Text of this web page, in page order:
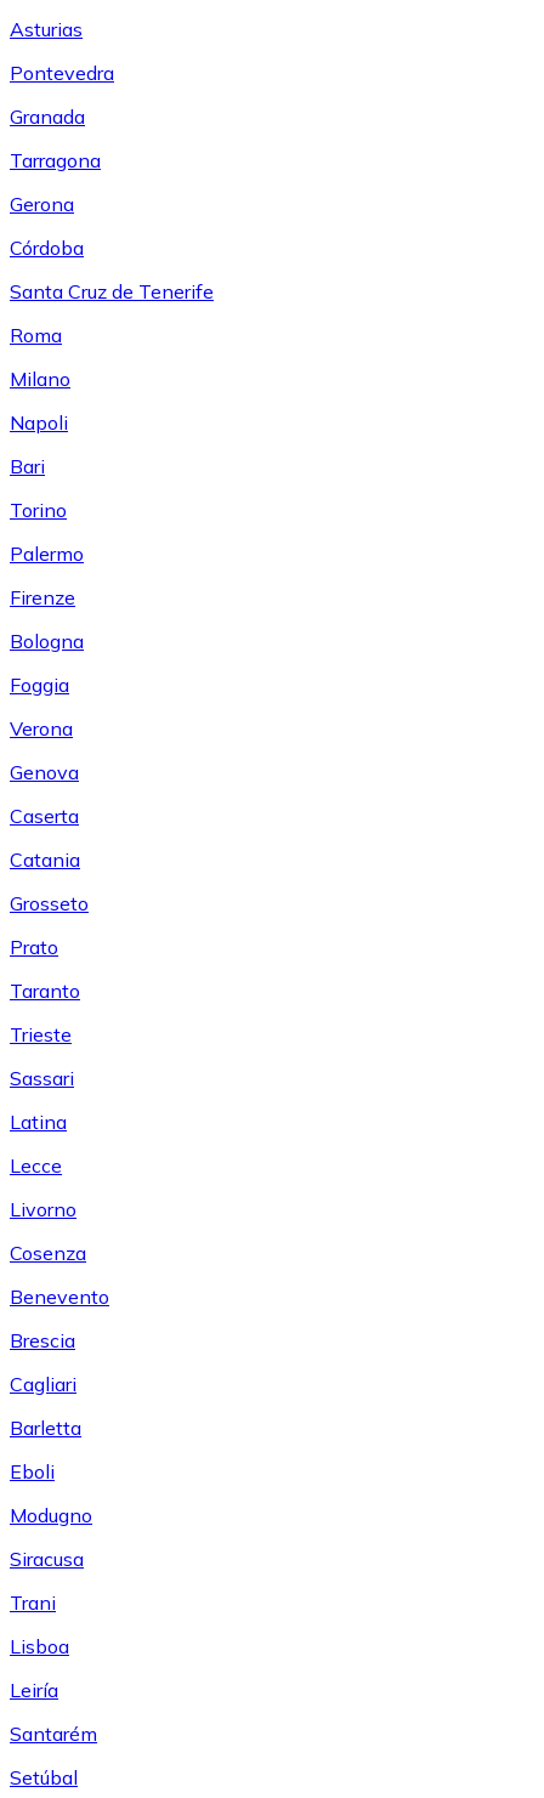
Asturias
Pontevedra
Granada
Tarragona
Gerona
Córdoba
Santa Cruz de Tenerife
Roma
Milano
Napoli
Bari
Torino
Palermo
Firenze
Bologna
Foggia
Verona
Genova
Caserta
Catania
Grosseto
Prato
Taranto
Trieste
Sassari
Latina
Lecce
Livorno
Cosenza
Benevento
Brescia
Cagliari
Barletta
Eboli
Modugno
Siracusa
Trani
Lisboa
Leiría
Santarém
Setúbal